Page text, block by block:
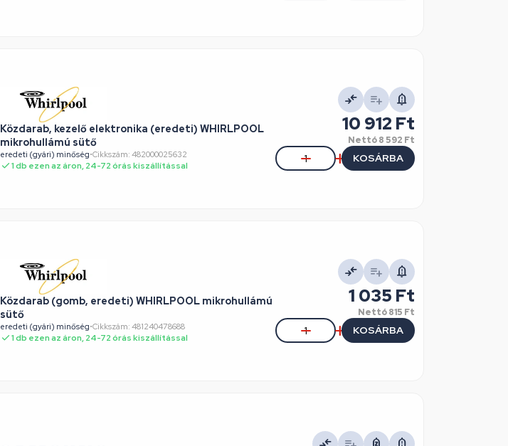
Közdarab, kezelő elektronika (eredeti) WHIRLPOOL
mikrohullámú sütő
eredeti (gyári) minőség•Cikkszám: 482000025632
1 db ezen az áron, 24-72 órás kiszállítással
10 912 Ft
Nettó8 592 Ft
KOSÁRBA
Közdarab (gomb, eredeti) WHIRLPOOL mikrohullámú
sütő
eredeti (gyári) minőség•Cikkszám: 481240478688
1 db ezen az áron, 24-72 órás kiszállítással
1 035 Ft
Nettó815 Ft
KOSÁRBA